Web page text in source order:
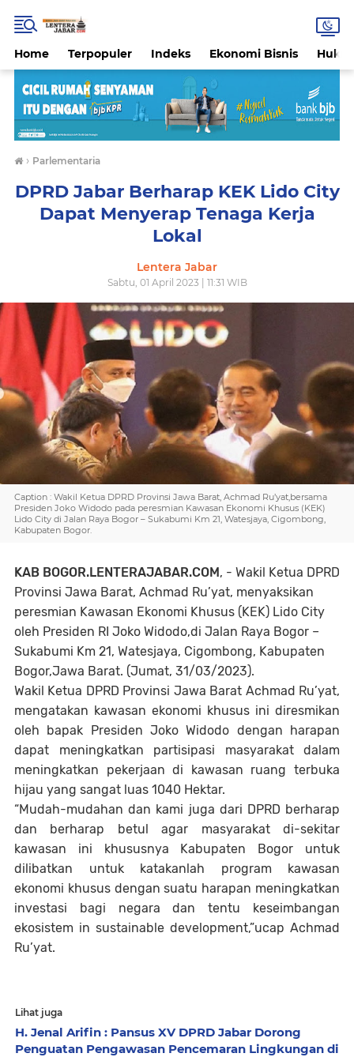
Home Terpopuler Indeks Ekonomi Bisnis
› Parlementaria
DPRD Jabar Berharap KEK Lido City
Dapat Menyerap Tenaga Kerja
Lokal
Lentera Jabar
Sabtu, 01 April 2023 | 11:31 WIB
Caption : Wakil Ketua DPRD Provinsi Jawa Barat, Achmad Ru’yat,bersama
Presiden Joko Widodo pada peresmian Kawasan Ekonomi Khusus (KEK)
Lido City di Jalan Raya Bogor – Sukabumi Km 21, Watesjaya, Cigombong,
Kabupaten Bogor.
KAB BOGOR.LENTERAJABAR.COM, - Wakil Ketua DPRD
Provinsi Jawa Barat, Achmad Ru’yat, menyaksikan
peresmian Kawasan Ekonomi Khusus (KEK) Lido City
oleh Presiden RI Joko Widodo,di Jalan Raya Bogor –
Sukabumi Km 21, Watesjaya, Cigombong, Kabupaten
Bogor,Jawa Barat. (Jumat, 31/03/2023).
Wakil Ketua DPRD Provinsi Jawa Barat Achmad Ru’yat,
mengatakan kawasan ekonomi khusus ini diresmikan
oleh bapak Presiden Joko Widodo dengan harapan
dapat meningkatkan partisipasi masyarakat dalam
meningkatkan pekerjaan di kawasan ruang terbuka
hijau yang sangat luas 1040 Hektar.
“Mudah-mudahan dan kami juga dari DPRD berharap
dan berharap betul agar masyarakat di-sekitar
kawasan ini khususnya Kabupaten Bogor untuk
dilibatkan untuk katakanlah program kawasan
ekonomi khusus dengan suatu harapan meningkatkan
investasi bagi negara dan tentu keseimbangan
ekosistem in sustainable development,”ucap Achmad
Ru’yat.
Lihat juga
H. Jenal Arifin : Pansus XV DPRD Jabar Dorong
Penguatan Pengawasan Pencemaran Lingkungan di